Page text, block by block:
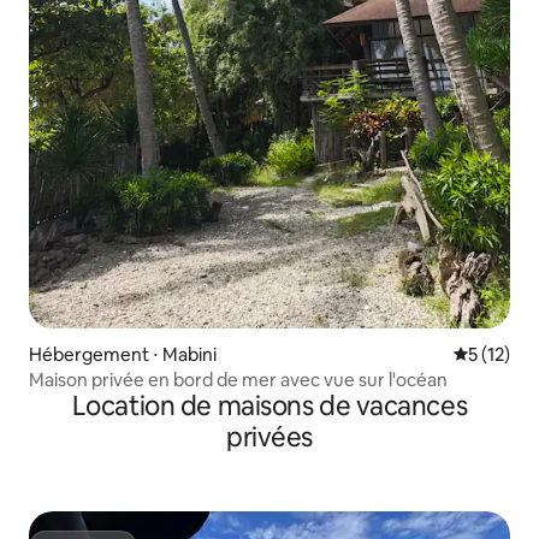
Hébergement ⋅ Mabini
5 (12)
Maison privée en bord de mer avec vue sur l'océan
Location de maisons de vacances
privées